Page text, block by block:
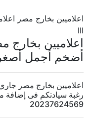
اعلاميين بخارج مصر
اعلاميين
أضخم أجمل أصغر
اعلاميين بخارج مصر جاري
رغبة سيادتكم فى إضافة
20237624569